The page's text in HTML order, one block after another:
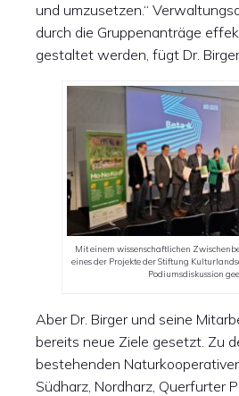
und umzusetzen.“
durch die Gruppenanträge
gestaltet werden, fügt Dr.
Mit einem wissenschaftlichen
eines der Projekte der Stiftung
Podiumsdiskussion
Aber Dr. Birger und seine
bereits neue Ziele gesetzt. Zu
bestehenden
Südharz, Nordharz, Querfurter